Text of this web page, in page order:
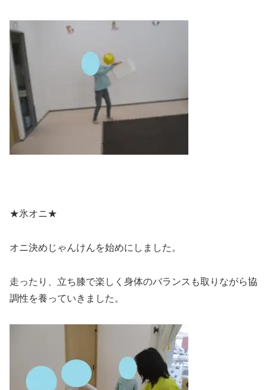
★氷オニ★
オニ決めじゃんけんを始めにしました。
走ったり、立ち膝で楽しく身体のバランスも取りながら協
調性を養っていきました。